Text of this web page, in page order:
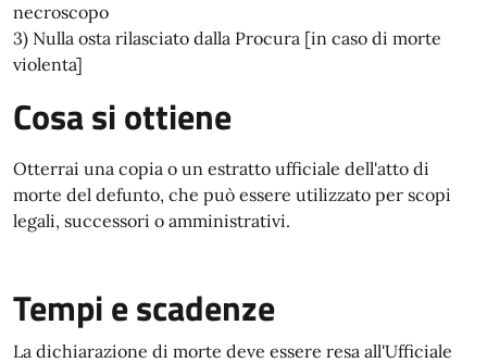
necroscopo
3) Nulla osta rilasciato dalla Procura [in caso di morte
violenta]
Cosa si ottiene
Otterrai una copia o un estratto ufficiale dell'atto di
morte del defunto, che può essere utilizzato per scopi
legali, successori o amministrativi.
Tempi e scadenze
La dichiarazione di morte deve essere resa all'Ufficiale